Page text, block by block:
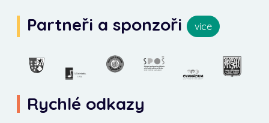
Partneři a sponzoři více
Rychlé odkazy